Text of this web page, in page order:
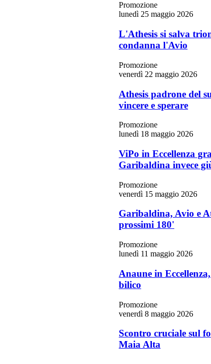
Promozione
lunedì 25 maggio 2026
L'Athesis si salva
condanna l'Avio
Promozione
venerdì 22 maggio 2026
Athesis padrone del
vincere e sperare
Promozione
lunedì 18 maggio 2026
ViPo in Eccellenza
Garibaldina invece
Promozione
venerdì 15 maggio 2026
Garibaldina, Avio e
prossimi 180'
Promozione
lunedì 11 maggio 2026
Anaune in
bilico
Promozione
venerdì 8 maggio 2026
Scontro cruciale sul
Maia Alta